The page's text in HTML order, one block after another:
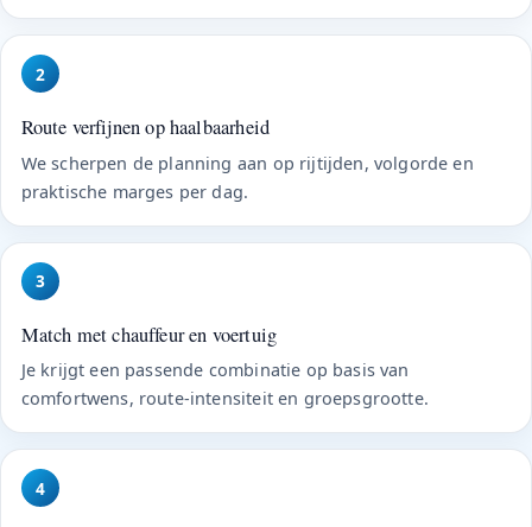
2
Route verfijnen op haalbaarheid
We scherpen de planning aan op rijtijden, volgorde en
praktische marges per dag.
3
Match met chauffeur en voertuig
Je krijgt een passende combinatie op basis van
comfortwens, route-intensiteit en groepsgrootte.
4